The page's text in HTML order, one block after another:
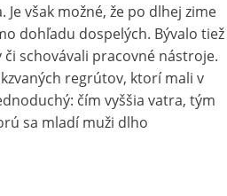
však možné, že po dlhej zime
dohľadu dospelých. Bývalo tiež
schovávali pracovné nástroje.
regrútov, ktorí mali v
čím vyššia vatra, tým
sa mladí muži dlho